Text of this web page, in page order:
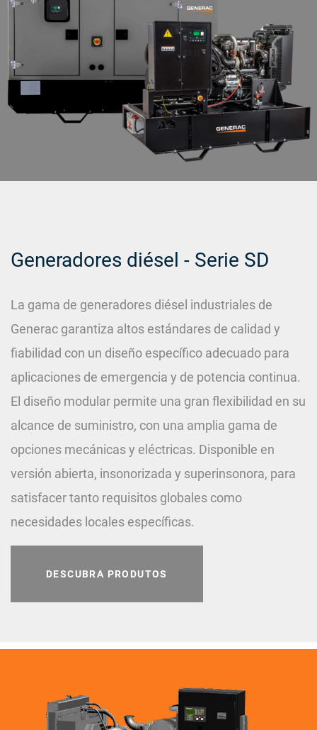
Generadores diésel - Serie SD
La gama de generadores diésel industriales de
Generac garantiza altos estándares de calidad y
fiabilidad con un diseño específico adecuado para
aplicaciones de emergencia y de potencia continua.
El diseño modular permite una gran flexibilidad en su
alcance de suministro, con una amplia gama de
opciones mecánicas y eléctricas. Disponible en
versión abierta, insonorizada y superinsonora, para
satisfacer tanto requisitos globales como
necesidades locales específicas.
DESCUBRA PRODUTOS